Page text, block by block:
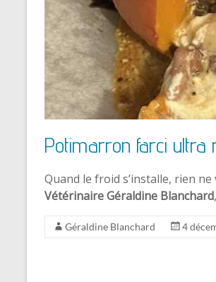
Potimarron farci ultra
Quand le froid s’installe, rien
Vétérinaire Géraldine Blanchard
Géraldine Blanchard 4